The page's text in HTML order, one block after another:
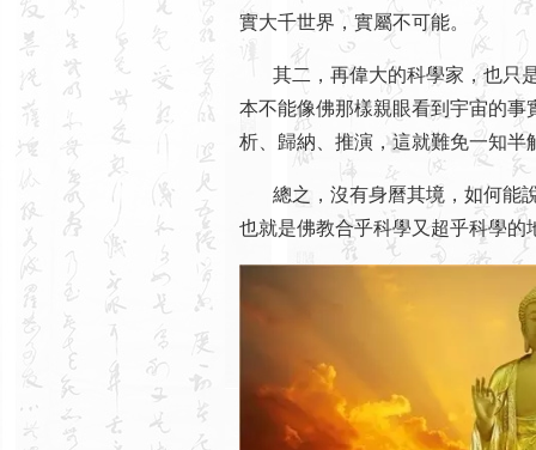
實大千世界，實屬不可能。
其二，再偉大的科學家，也只是
本不能像佛那樣親眼看到宇宙的
析、歸納、推演，這就難免一知半
總之，沒有身曆其境，如何能說
也就是佛教合乎科學又超乎科學的